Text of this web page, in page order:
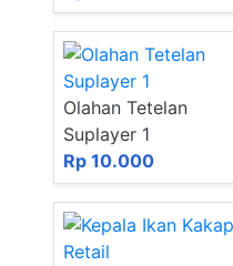
Olahan Tetelan
Suplayer 1
Rp 10.000